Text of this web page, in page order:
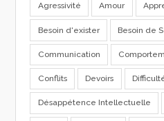
Agressivité Amour
Besoin d'exister Besoin de
Communication
Conflits Devoirs
Désappétence Intellectuelle